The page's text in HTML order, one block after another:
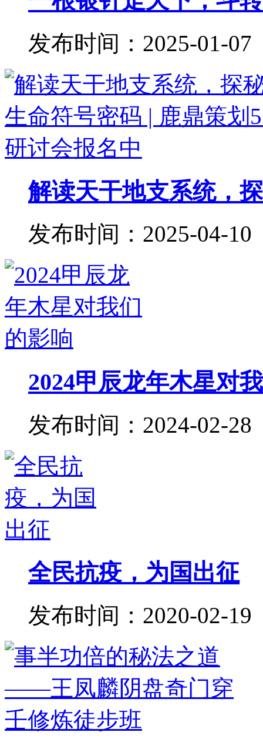
发布时间：2025-01-07
解读天干地支系统，
发布时间：2025-04-10
2024甲辰龙年木星对
发布时间：2024-02-28
全民抗疫，为国出征
发布时间：2020-02-19